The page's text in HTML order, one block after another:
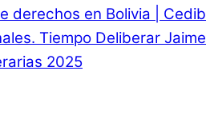
derechos en Bolivia |
Tiempo Deliberar
2025